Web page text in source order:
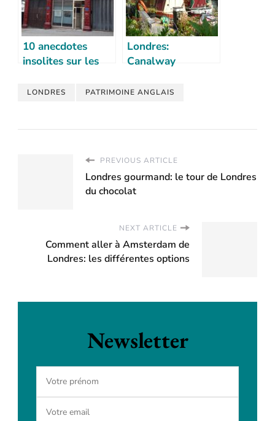
10 anecdotes
insolites sur les
londoniens
Londres:
Canalway
Venice
LONDRES PATRIMOINE ANGLAIS
PREVIOUS ARTICLE
Londres gourmand: le tour de Londres
du chocolat
NEXT ARTICLE
Comment aller à Amsterdam de
Londres: les différentes options
Newsletter